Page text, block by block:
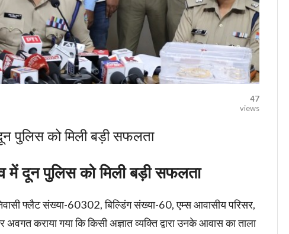
47
views
पुलिस को मिली बड़ी सफलता
दून पुलिस को मिली बड़ी सफलता
निवासी फ्लैट संख्या-60302, बिल्डिंग संख्या-60, एम्स आवासीय परिसर,
कराया गया कि किसी अज्ञात व्यक्ति द्वारा उनके आवास का ताला